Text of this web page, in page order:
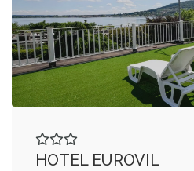
HOTEL EUROVIL